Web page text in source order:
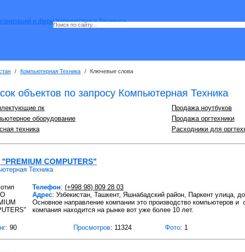
/ Компьютерная Техника / Ключевые слова
объектов по запросу Компьютерная Техника
пк
оборудование
техника
Продажа ноутбуков
Продажа оргтехники
Расходники для
"PREMIUM COMPUTERS"
Техника
Телефон: (+998 98) 809 28 03
Адрес: Узбекистан, Ташкент, Яшнабадский район, Паркент улица,
Основное направление компании это производство
компания находится на рынке вот уже более 10 лет.
90 Просмотров: 11324 Фото: 1